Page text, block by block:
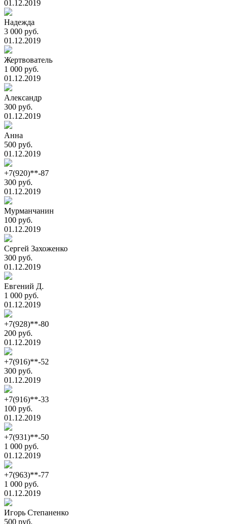
01.12.2019
Надежда
3 000 руб.
01.12.2019
Жертвователь
1 000 руб.
01.12.2019
Александр
300 руб.
01.12.2019
Анна
500 руб.
01.12.2019
+7(920)**-87
300 руб.
01.12.2019
Мурманчанин
100 руб.
01.12.2019
Сергей Захоженко
300 руб.
01.12.2019
Евгений Д.
1 000 руб.
01.12.2019
+7(928)**-80
200 руб.
01.12.2019
+7(916)**-52
300 руб.
01.12.2019
+7(916)**-33
100 руб.
01.12.2019
+7(931)**-50
1 000 руб.
01.12.2019
+7(963)**-77
1 000 руб.
01.12.2019
Игорь Степаненко
500 руб.